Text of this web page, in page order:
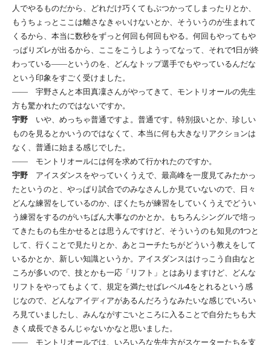
人でやるものだから、どれだけ巧くてもぶつかってしまったりとか、
もうちょっとここは離さなきゃいけないとか、そういうのが生まれて
くるから、本当に数秒をずっと何回も何回もやる。何回もやってもや
っぱりズレが出るから、ここをこうしようってなって、それで1日が終
わっている――というのを、どんなトップ選手でもやっているんだな
という印象をすごく受けました。
―― 宇野さんと本田真凜さんがやってきて、モントリオールの先生
方も驚かれたのではないですか。
宇野 いや、めっちゃ普通ですよ。普通です。特別扱いとか、珍しい
ものを見るとかいうのではなくて、本当に何も大きなリアクションは
なく、普通に始まる感じでした。
―― モントリオールには何を求めて行かれたのですか。
宇野 アイスダンスをやっていくうえで、最高峰を一度見てみたかっ
たというのと、やっぱり試合でのみなさんしか見ていないので、日々
どんな練習をしているのか、ぼくたちが練習をしていくうえでどうい
う練習をするのがいちばん大事なのかとか。もちろんシングルで培っ
てきたものも生かせるとは思うんですけど、そういうのも知見の1つと
して、行くことで見たりとか、あとコーチたちがどういう教えをして
いるかとか、新しい知識というか。アイスダンスはけっこう自由なと
ころが多いので、技とかも一応「リフト」とはありますけど、どんな
リフトをやってもよくて、規定を満たせばレベル4をとれるという感
じなので、どんなアイディアがあるんだろうなみたいな感じでいろい
ろ見ていましたし、みんながすごいところに入ることで自分たちも大
きく成長できるんじゃないかなと思いました。
―― モントリオールでは、いろいろな先生方がスケーターたちを支